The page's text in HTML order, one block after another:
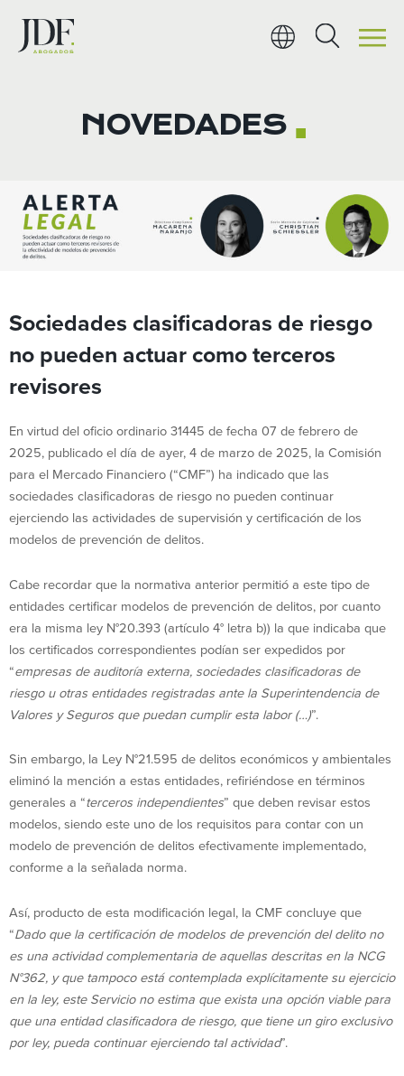
contenido
NOVEDADES ■
Sociedades clasificadoras de riesgo
no pueden actuar como terceros
revisores
En virtud del oficio ordinario 31445 de fecha 07 de febrero de
2025, publicado el día de ayer, 4 de marzo de 2025, la Comisión
para el Mercado Financiero (“CMF”) ha indicado que las
sociedades clasificadoras de riesgo no pueden continuar
ejerciendo las actividades de supervisión y certificación de los
modelos de prevención de delitos.
Cabe recordar que la normativa anterior permitió a este tipo de
entidades certificar modelos de prevención de delitos, por cuanto
era la misma ley N°20.393 (artículo 4° letra b)) la que indicaba que
los certificados correspondientes podían ser expedidos por
“empresas de auditoría externa, sociedades clasificadoras de
riesgo u otras entidades registradas ante la Superintendencia de
Valores y Seguros que puedan cumplir esta labor (…)”.
Sin embargo, la Ley N°21.595 de delitos económicos y ambientales
eliminó la mención a estas entidades, refiriéndose en términos
generales a “terceros independientes” que deben revisar estos
modelos, siendo este uno de los requisitos para contar con un
modelo de prevención de delitos efectivamente implementado,
conforme a la señalada norma.
Así, producto de esta modificación legal, la CMF concluye que
“Dado que la certificación de modelos de prevención del delito no
es una actividad complementaria de aquellas descritas en la NCG
N°362, y que tampoco está contemplada explícitamente su ejercicio
en la ley, este Servicio no estima que exista una opción viable para
que una entidad clasificadora de riesgo, que tiene un giro exclusivo
por ley, pueda continuar ejerciendo tal actividad”.